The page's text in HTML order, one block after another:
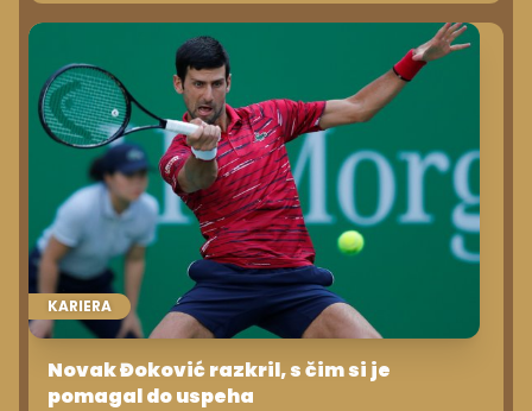
KARIERA
Novak Đoković razkril, s čim si je
pomagal do uspeha